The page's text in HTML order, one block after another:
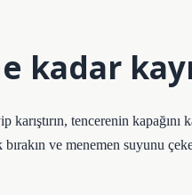
kadar
tencerenin kapağını
bırakın ve menemen suyunu